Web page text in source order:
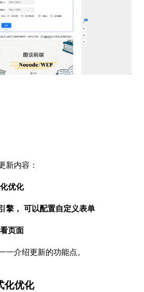
新内容：
优化
擎， 可以配置自定义表单
页面
一介绍更新的功能点。
化优化